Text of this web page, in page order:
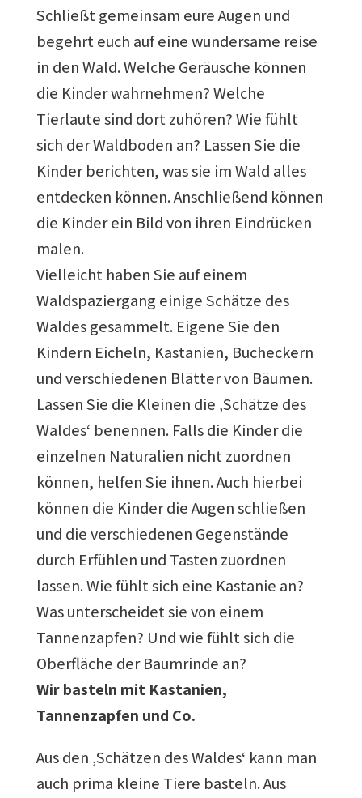
Schließt gemeinsam eure Augen und
begehrt euch auf eine wundersame reise
in den Wald. Welche Geräusche können
die Kinder wahrnehmen? Welche
Tierlaute sind dort zuhören? Wie fühlt
sich der Waldboden an? Lassen Sie die
Kinder berichten, was sie im Wald alles
entdecken können. Anschließend können
die Kinder ein Bild von ihren Eindrücken
malen.
Vielleicht haben Sie auf einem
Waldspaziergang einige Schätze des
Waldes gesammelt. Eigene Sie den
Kindern Eicheln, Kastanien, Bucheckern
und verschiedenen Blätter von Bäumen.
Lassen Sie die Kleinen die ‚Schätze des
Waldes‘ benennen. Falls die Kinder die
einzelnen Naturalien nicht zuordnen
können, helfen Sie ihnen. Auch hierbei
können die Kinder die Augen schließen
und die verschiedenen Gegenstände
durch Erfühlen und Tasten zuordnen
lassen. Wie fühlt sich eine Kastanie an?
Was unterscheidet sie von einem
Tannenzapfen? Und wie fühlt sich die
Oberfläche der Baumrinde an?
Wir basteln mit Kastanien,
Tannenzapfen und Co.
Aus den ‚Schätzen des Waldes‘ kann man
auch prima kleine Tiere basteln. Aus